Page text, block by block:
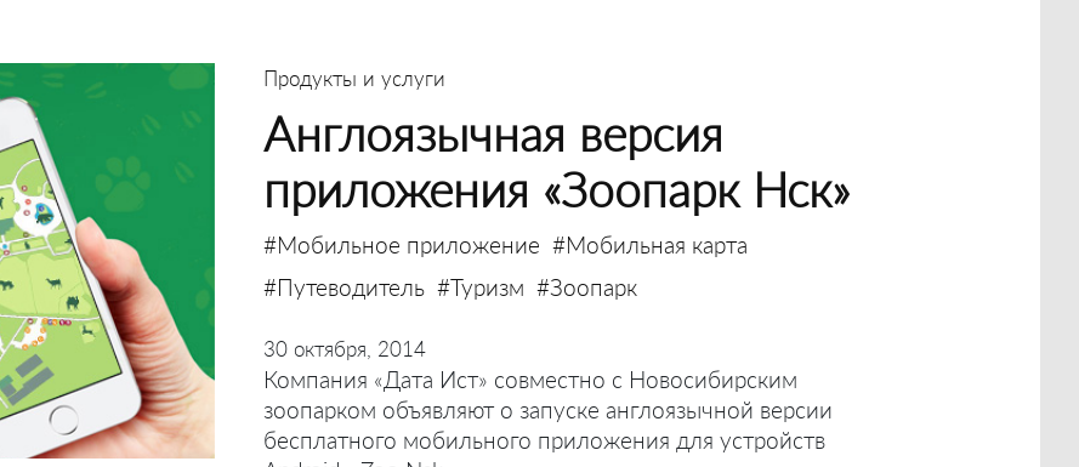
Продукты и услуги
Англоязычная версия
приложения «Зоопарк Нск»
#Мобильное приложение #Мобильная карта
#Путеводитель #Туризм #Зоопарк
30 октября, 2014
Компания «Дата Ист» совместно с Новосибирским
зоопарком объявляют о запуске англоязычной версии
бесплатного мобильного приложения для устройств